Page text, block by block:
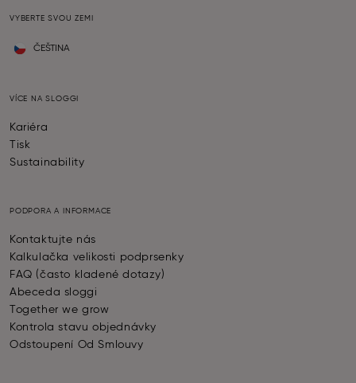
VYBERTE SVOU ZEMI
ČEŠTINA
VÍCE NA SLOGGI
Kariéra
Tisk
Sustainability
PODPORA A INFORMACE
Kontaktujte nás
Kalkulačka velikosti podprsenky
FAQ (často kladené dotazy)
Abeceda sloggi
Together we grow
Kontrola stavu objednávky
Odstoupení Od Smlouvy